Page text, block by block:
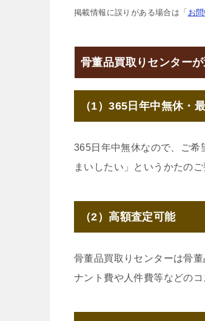
掲載情報に誤りがある場合は「 お
骨董品買取りセンター
（1）365日年中無休・
365日年中無休なので、ご希
まいしたい」というかたの
（2）高額査定可能
骨董品買取りセンターは骨
ナント費や人件費等などの